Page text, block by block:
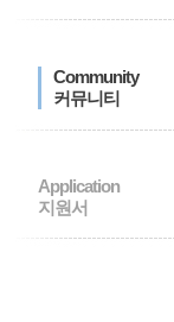
Community
커뮤니티
Application
지원서